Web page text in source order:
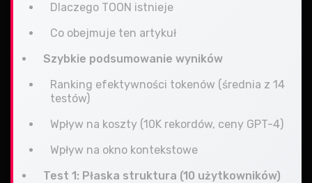
Dlaczego TOON istnieje
Co obejmuje ten artykuł
Szybkie podsumowanie wyników
Ranking efektywności tokenów (średnia z 14
testów)
Wpływ na koszty (10K rekordów, ceny GPT-4)
Wpływ na okno kontekstowe
Test 1: Płaska struktura (10 użytkowników)